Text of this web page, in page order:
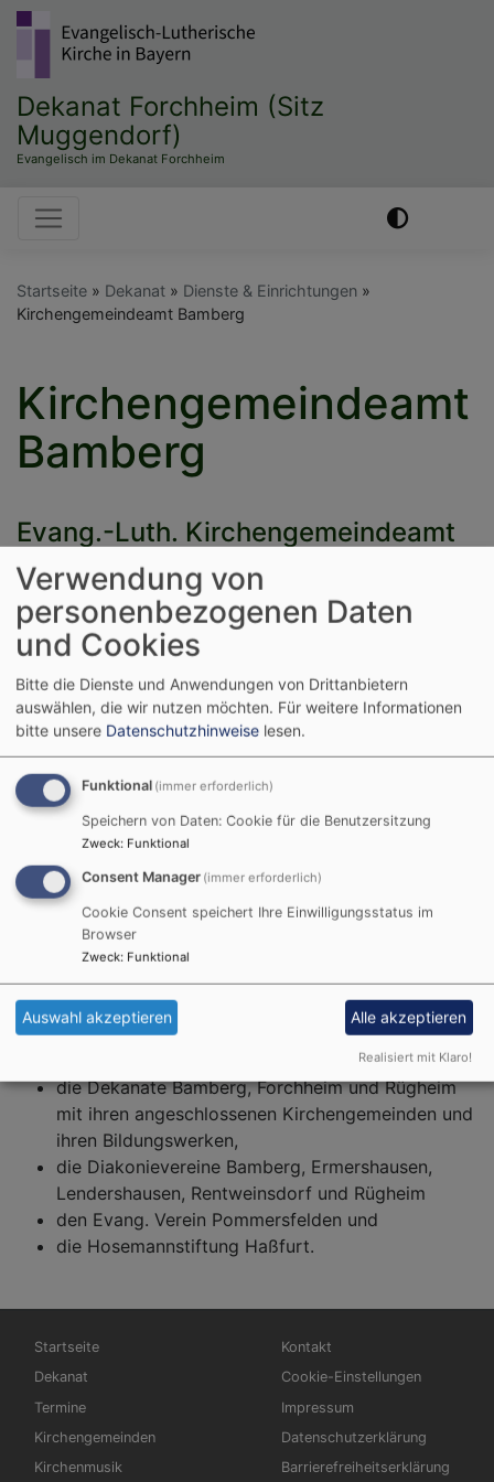
Direkt
Inhalt
Dekanat Forchheim (Sitz
Muggendorf)
Evangelisch im Dekanat Forchheim
Hauptnavigation
Startseite Dekanat
Dienste & Einrichtungen
Kirchengemeindeamt Bamberg
Kirchengemeindeamt
Bamberg
Evang.-Luth. Kirchengemeindeamt
Stephansplatz 5
96047 Bamberg
Telefon: 0951 /9 55 17-0, Fax 9 55 17-22
Internet:www.stephanshof-bamberg.de
Geschäftsführer: Diakon Dirk Giepen
Stellv. Geschäftsführerin: Sabrina Göckel
Bankverbindung
IBAN: DE51 7705 0000 0578 7178 37
BIC:BYLADEM1SBK
Das Kirchengemeindeamt erbringt
Dienstleistungen im Bereich der Personal-,
Finanz-, Vermögens-, Bau- und
Kindergartenverwaltung sowie des
Meldewesens für
die Gesamtkirchengemeinde Bamberg mit ihren
angeschlossenen Kirchengemeinden,
die Dekanate Bamberg, Forchheim und Rügheim
mit ihren angeschlossenen Kirchengemeinden und
ihren Bildungswerken,
die Diakonievereine Bamberg, Ermershausen,
Lendershausen, Rentweinsdorf und Rügheim
den Evang. Verein Pommersfelden und
die Hosemannstiftung Haßfurt.
Hauptnavigation
Startseite
Dekanat
Termine
Kirchengemeinden
Kirchenmusik
Fußbereichsmenü
Kontakt
Cookie-Einstellungen
Impressum
Datenschutzerklärung
Barrierefreiheitserklärung
Verwendung von
personenbezogenen Daten
und Cookies
Bitte die Dienste und Anwendungen von Drittanbietern
auswählen, die wir nutzen möchten. Für weitere Informationen
bitte unsere Datenschutzhinweise lesen.
Funktional (immer erforderlich)
Speichern von Daten: Cookie für die Benutzersitzung
Zweck: Funktional
Consent Manager (immer erforderlich)
Cookie Consent speichert Ihre Einwilligungsstatus im
Browser
Zweck: Funktional
Auswahl akzeptieren Alle akzeptieren
Realisiert mit Klaro!